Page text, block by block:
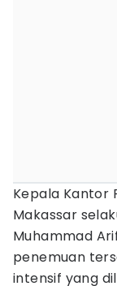
Kepala Kantor
Makassar
Muhammad
penemuan
intensif yang